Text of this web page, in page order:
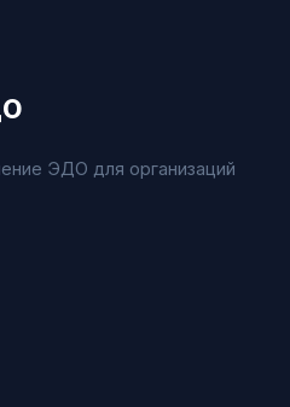
ЭДО для организаций